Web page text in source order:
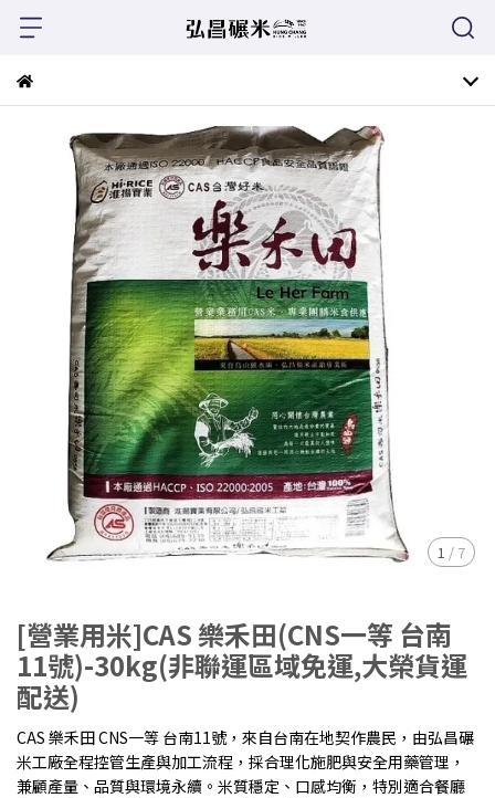
1 / 7
[營業用米]CAS 樂禾田(CNS一等 台南
11號)-30kg(非聯運區域免運,大榮貨運
配送)
CAS 樂禾田 CNS一等 台南11號，來自台南在地契作農民，由弘昌碾
米工廠全程控管生產與加工流程，採合理化施肥與安全用藥管理，
兼顧產量、品質與環境永續。米質穩定、口感均衡，特別適合餐廳